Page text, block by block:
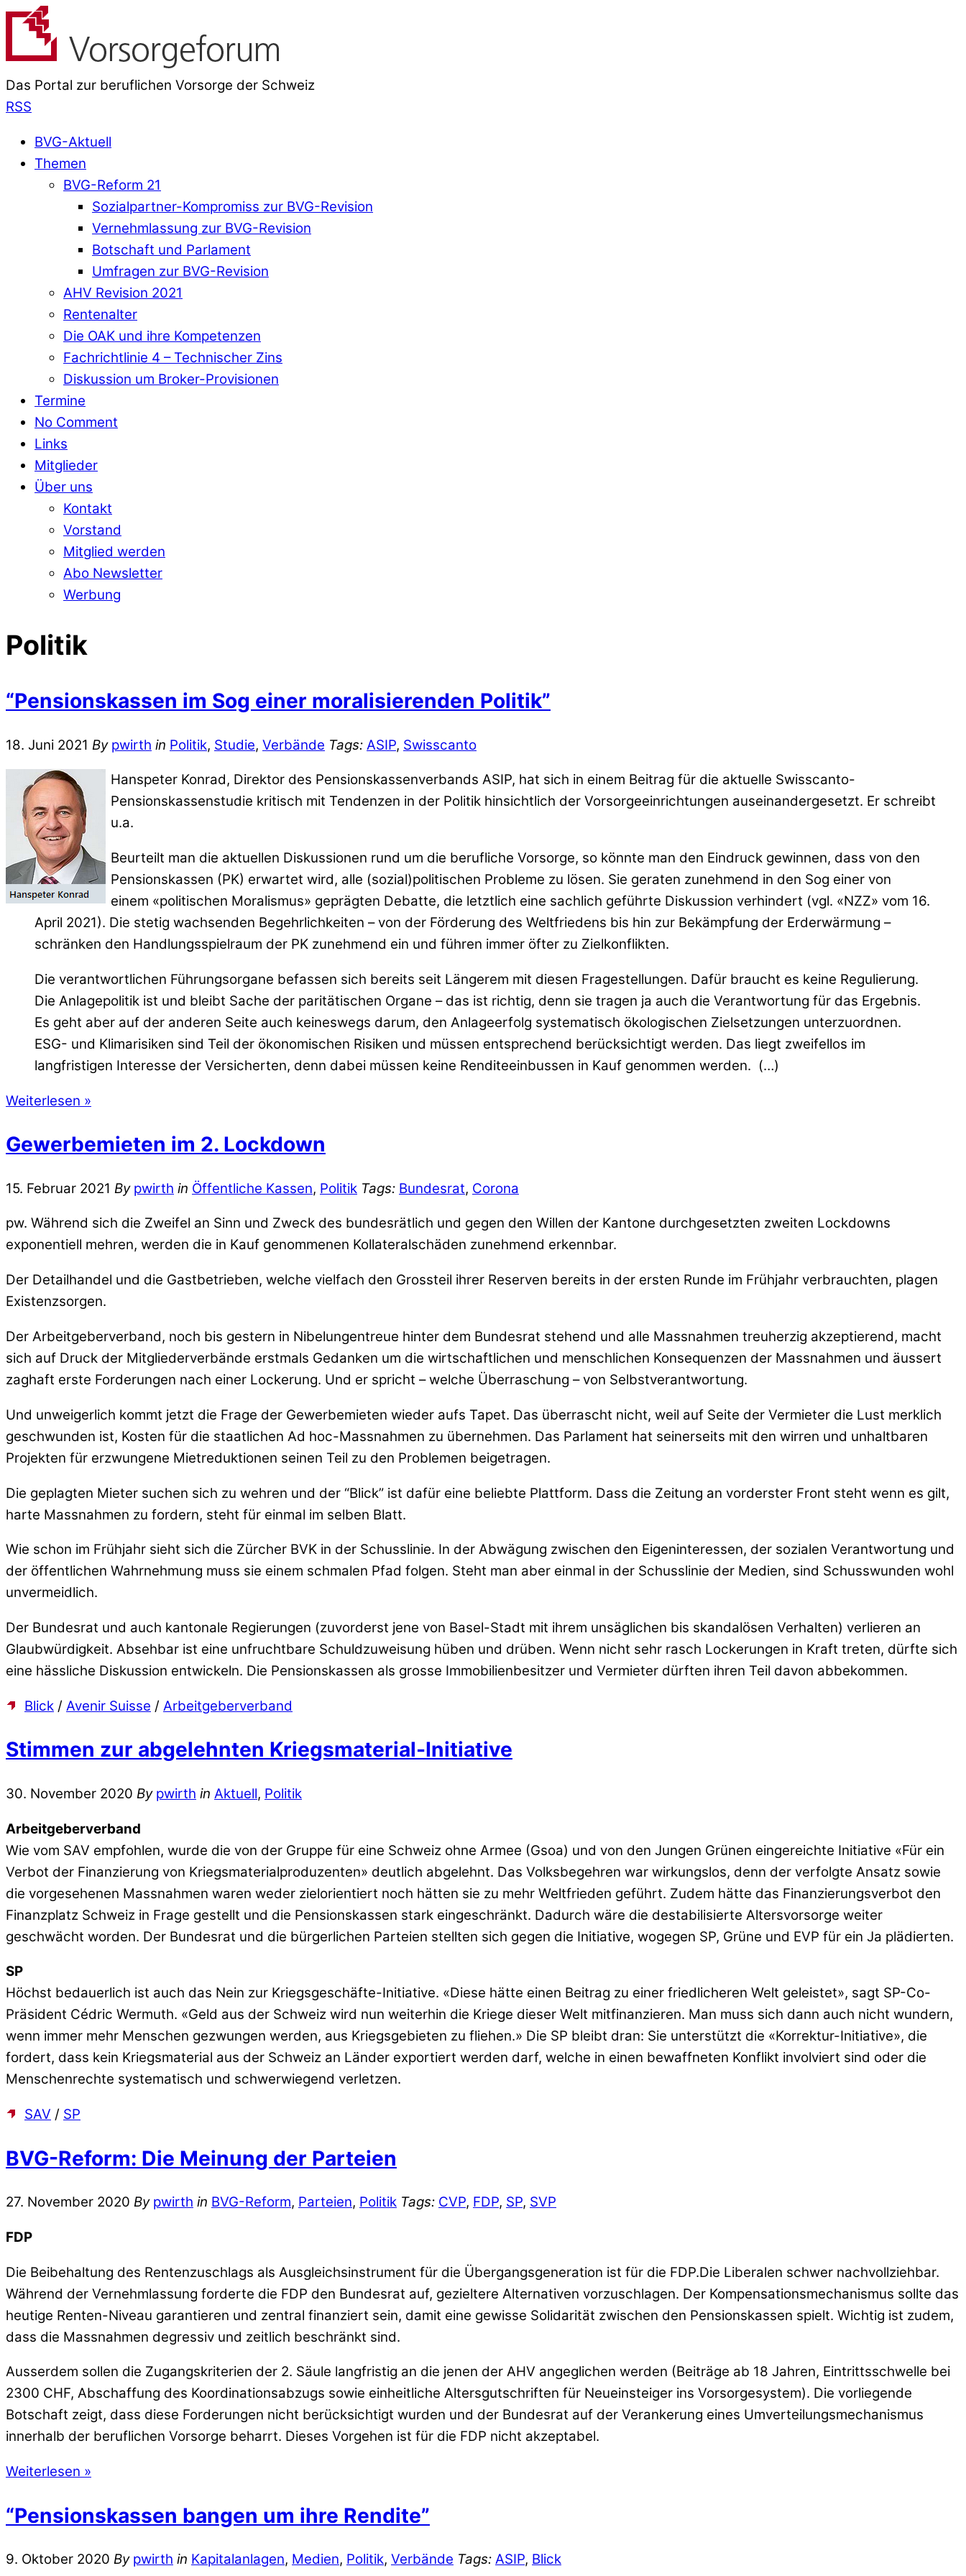
Das Portal zur beruflichen Vorsorge der Schweiz
RSS
BVG-Aktuell
Themen
BVG-Reform 21
Sozialpartner-Kompromiss zur BVG-Revision
Vernehmlassung zur BVG-Revision
Botschaft und Parlament
Umfragen zur BVG-Revision
AHV Revision 2021
Rentenalter
Die OAK und ihre Kompetenzen
Fachrichtlinie 4 – Technischer Zins
Diskussion um Broker-Provisionen
Termine
No Comment
Links
Mitglieder
Über uns
Kontakt
Vorstand
Mitglied werden
Abo Newsletter
Werbung
Politik
“Pensionskassen im Sog einer moralisierenden Politik”
18. Juni 2021 By pwirth in Politik, Studie, Verbände Tags: ASIP, Swisscanto
Hanspeter Konrad, Direktor des Pensionskassenverbands ASIP, hat sich in einem Beitrag für die aktuelle Swisscanto-
Pensionskassenstudie kritisch mit Tendenzen in der Politik hinsichtlich der Vorsorgeeinrichtungen auseinandergesetzt. Er schreibt
u.a.
Beurteilt man die aktuellen Diskussionen rund um die berufliche Vorsorge, so könnte man den Eindruck gewinnen, dass von den
Pensionskassen (PK) erwartet wird, alle (sozial)politischen Probleme zu lösen. Sie geraten zunehmend in den Sog einer von
einem «politischen Moralismus» geprägten Debatte, die letztlich eine sachlich geführte Diskussion verhindert (vgl. «NZZ» vom 16.
April 2021). Die stetig wachsenden Begehrlichkeiten – von der Förderung des Weltfriedens bis hin zur Bekämpfung der Erderwärmung –
schränken den Handlungsspielraum der PK zunehmend ein und führen immer öfter zu Zielkonflikten.
Die verantwortlichen Führungsorgane befassen sich bereits seit Längerem mit diesen Fragestellungen. Dafür braucht es keine Regulierung.
Die Anlagepolitik ist und bleibt Sache der paritätischen Organe – das ist richtig, denn sie tragen ja auch die Verantwortung für das Ergebnis.
Es geht aber auf der anderen Seite auch keineswegs darum, den Anlageerfolg systematisch ökologischen Zielsetzungen unterzuordnen.
ESG- und Klimarisiken sind Teil der ökonomischen Risiken und müssen entsprechend berücksichtigt werden. Das liegt zweifellos im
langfristigen Interesse der Versicherten, denn dabei müssen keine Renditeeinbussen in Kauf genommen werden. (…)
Weiterlesen »
Gewerbemieten im 2. Lockdown
15. Februar 2021 By pwirth in Öffentliche Kassen, Politik Tags: Bundesrat, Corona
pw. Während sich die Zweifel an Sinn und Zweck des bundesrätlich und gegen den Willen der Kantone durchgesetzten zweiten Lockdowns
exponentiell mehren, werden die in Kauf genommenen Kollateralschäden zunehmend erkennbar.
Der Detailhandel und die Gastbetrieben, welche vielfach den Grossteil ihrer Reserven bereits in der ersten Runde im Frühjahr verbrauchten, plagen
Existenzsorgen.
Der Arbeitgeberverband, noch bis gestern in Nibelungentreue hinter dem Bundesrat stehend und alle Massnahmen treuherzig akzeptierend, macht
sich auf Druck der Mitgliederverbände erstmals Gedanken um die wirtschaftlichen und menschlichen Konsequenzen der Massnahmen und äussert
zaghaft erste Forderungen nach einer Lockerung. Und er spricht – welche Überraschung – von Selbstverantwortung.
Und unweigerlich kommt jetzt die Frage der Gewerbemieten wieder aufs Tapet. Das überrascht nicht, weil auf Seite der Vermieter die Lust merklich
geschwunden ist, Kosten für die staatlichen Ad hoc-Massnahmen zu übernehmen. Das Parlament hat seinerseits mit den wirren und unhaltbaren
Projekten für erzwungene Mietreduktionen seinen Teil zu den Problemen beigetragen.
Die geplagten Mieter suchen sich zu wehren und der “Blick” ist dafür eine beliebte Plattform. Dass die Zeitung an vorderster Front steht wenn es gilt,
harte Massnahmen zu fordern, steht für einmal im selben Blatt.
Wie schon im Frühjahr sieht sich die Zürcher BVK in der Schusslinie. In der Abwägung zwischen den Eigeninteressen, der sozialen Verantwortung und
der öffentlichen Wahrnehmung muss sie einem schmalen Pfad folgen. Steht man aber einmal in der Schusslinie der Medien, sind Schusswunden wohl
unvermeidlich.
Der Bundesrat und auch kantonale Regierungen (zuvorderst jene von Basel-Stadt mit ihrem unsäglichen bis skandalösen Verhalten) verlieren an
Glaubwürdigkeit. Absehbar ist eine unfruchtbare Schuldzuweisung hüben und drüben. Wenn nicht sehr rasch Lockerungen in Kraft treten, dürfte sich
eine hässliche Diskussion entwickeln. Die Pensionskassen als grosse Immobilienbesitzer und Vermieter dürften ihren Teil davon abbekommen.
Blick / Avenir Suisse / Arbeitgeberverband
Stimmen zur abgelehnten Kriegsmaterial-Initiative
30. November 2020 By pwirth in Aktuell, Politik
Arbeitgeberverband
Wie vom SAV empfohlen, wurde die von der Gruppe für eine Schweiz ohne Armee (Gsoa) und von den Jungen Grünen eingereichte Initiative «Für ein
Verbot der Finanzierung von Kriegsmaterialproduzenten» deutlich abgelehnt. Das Volksbegehren war wirkungslos, denn der verfolgte Ansatz sowie
die vorgesehenen Massnahmen waren weder zielorientiert noch hätten sie zu mehr Weltfrieden geführt. Zudem hätte das Finanzierungsverbot den
Finanzplatz Schweiz in Frage gestellt und die Pensionskassen stark eingeschränkt. Dadurch wäre die destabilisierte Altersvorsorge weiter
geschwächt worden. Der Bundesrat und die bürgerlichen Parteien stellten sich gegen die Initiative, wogegen SP, Grüne und EVP für ein Ja plädierten.
SP
Höchst bedauerlich ist auch das Nein zur Kriegsgeschäfte-Initiative. «Diese hätte einen Beitrag zu einer friedlicheren Welt geleistet», sagt SP-Co-
Präsident Cédric Wermuth. «Geld aus der Schweiz wird nun weiterhin die Kriege dieser Welt mitfinanzieren. Man muss sich dann auch nicht wundern,
wenn immer mehr Menschen gezwungen werden, aus Kriegsgebieten zu fliehen.» Die SP bleibt dran: Sie unterstützt die «Korrektur-Initiative», die
fordert, dass kein Kriegsmaterial aus der Schweiz an Länder exportiert werden darf, welche in einen bewaffneten Konflikt involviert sind oder die
Menschenrechte systematisch und schwerwiegend verletzen.
SAV / SP
BVG-Reform: Die Meinung der Parteien
27. November 2020 By pwirth in BVG-Reform, Parteien, Politik Tags: CVP, FDP, SP, SVP
FDP
Die Beibehaltung des Rentenzuschlags als Ausgleichsinstrument für die Übergangsgeneration ist für die FDP.Die Liberalen schwer nachvollziehbar.
Während der Vernehmlassung forderte die FDP den Bundesrat auf, gezieltere Alternativen vorzuschlagen. Der Kompensationsmechanismus sollte das
heutige Renten-Niveau garantieren und zentral finanziert sein, damit eine gewisse Solidarität zwischen den Pensionskassen spielt. Wichtig ist zudem,
dass die Massnahmen degressiv und zeitlich beschränkt sind.
Ausserdem sollen die Zugangskriterien der 2. Säule langfristig an die jenen der AHV angeglichen werden (Beiträge ab 18 Jahren, Eintrittsschwelle bei
2300 CHF, Abschaffung des Koordinationsabzugs sowie einheitliche Altersgutschriften für Neueinsteiger ins Vorsorgesystem). Die vorliegende
Botschaft zeigt, dass diese Forderungen nicht berücksichtigt wurden und der Bundesrat auf der Verankerung eines Umverteilungsmechanismus
innerhalb der beruflichen Vorsorge beharrt. Dieses Vorgehen ist für die FDP nicht akzeptabel.
Weiterlesen »
“Pensionskassen bangen um ihre Rendite”
9. Oktober 2020 By pwirth in Kapitalanlagen, Medien, Politik, Verbände Tags: ASIP, Blick